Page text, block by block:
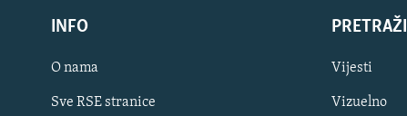
INFO
O nama
Sve RSE stranice
PRETRAŽI
Vijesti
Vizuelno